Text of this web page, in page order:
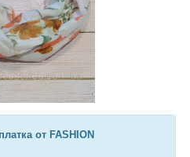
от FASHION